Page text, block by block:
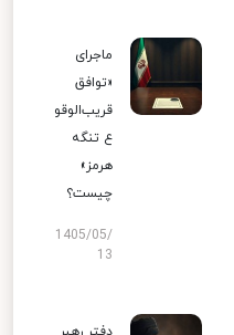
ماجرای
«توافق
قریب‌الوقو
ع تنگه
هرمز»
چیست؟
1405/05/
13